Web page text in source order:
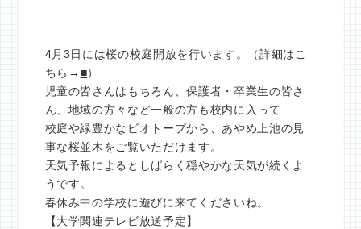
4月3日には桜の校庭開放を行います。（詳細はこ
ちら→ ■）
児童の皆さんはもちろん、保護者・卒業生の皆さ
ん、地域の方々など一般の方も校内に入って
校庭や緑豊かなビオトープから、あやめ上池の見
事な桜並木をご覧いただけます。
天気予報によるとしばらく穏やかな天気が続くよ
うです。
春休み中の学校に遊びに来てくださいね。
【大学関連テレビ放送予定】